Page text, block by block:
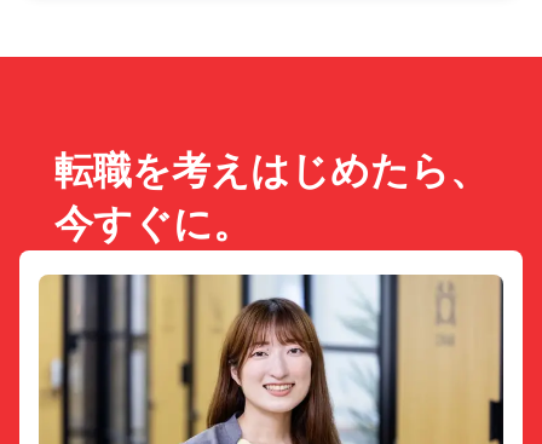
転職を考えはじめたら、
今すぐに。